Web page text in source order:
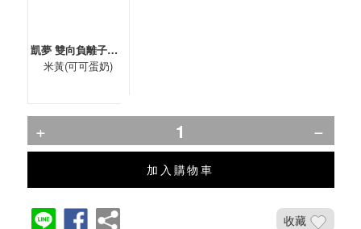
凱夢 雙向負離子無線造型梳
米黃(可可蛋奶)
加入購物車
收藏